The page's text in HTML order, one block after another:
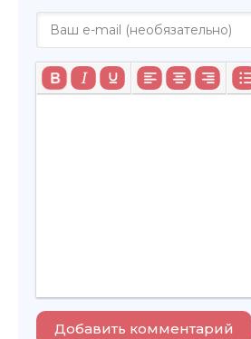
Добавить комментарий